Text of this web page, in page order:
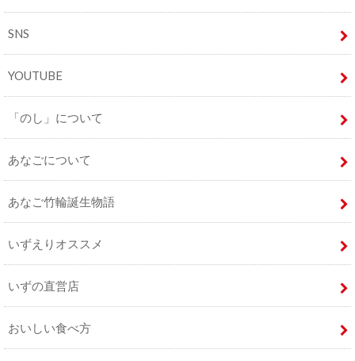
SNS
YOUTUBE
「のし」について
あなごについて
あなご竹輪誕生物語
いずえりオススメ
いずの直営店
おいしい食べ方